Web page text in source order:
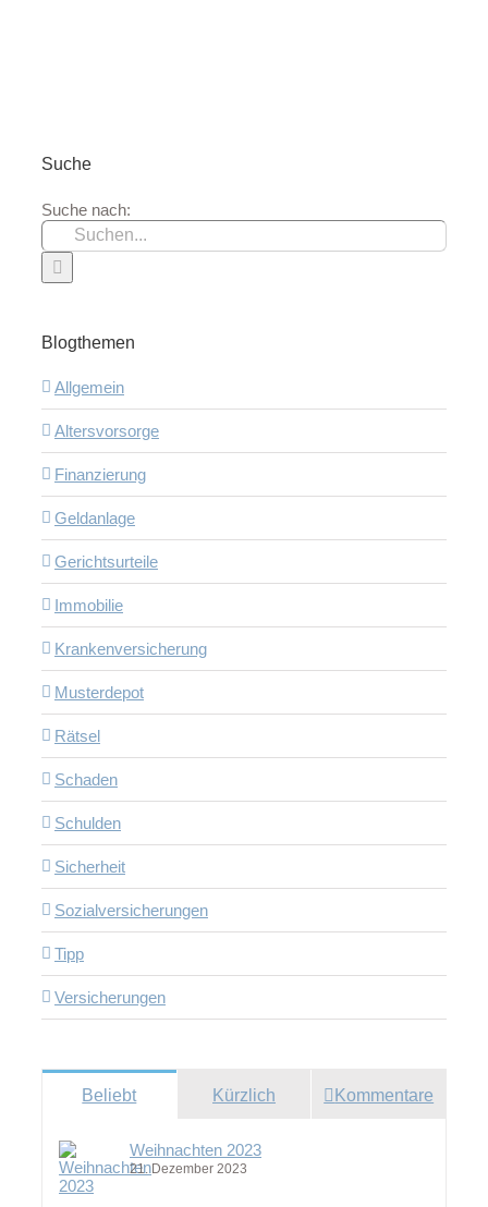
Suche
Suche nach:
Blogthemen
Allgemein
Altersvorsorge
Finanzierung
Geldanlage
Gerichtsurteile
Immobilie
Krankenversicherung
Musterdepot
Rätsel
Schaden
Schulden
Sicherheit
Sozialversicherungen
Tipp
Versicherungen
Beliebt Kürzlich Kommentare
Weihnachten 2023
21. Dezember 2023